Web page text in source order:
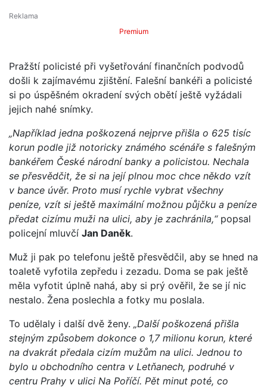
Premium
Pražští policisté při vyšetřování finančních podvodů
došli k zajímavému zjištění. Falešní bankéři a policisté
si po úspěšném okradení svých obětí ještě vyžádali
jejich nahé snímky.
„Například jedna poškozená nejprve přišla o 625 tisíc
korun podle již notoricky známého scénáře s falešným
bankéřem České národní banky a policistou. Nechala
se přesvědčit, že si na její plnou moc chce někdo vzít
v bance úvěr. Proto musí rychle vybrat všechny
peníze, vzít si ještě maximální možnou půjčku a peníze
předat cizímu muži na ulici, aby je zachránila,“ popsal
policejní mluvčí Jan Daněk.
Muž ji pak po telefonu ještě přesvědčil, aby se hned na
toaletě vyfotila zepředu i zezadu. Doma se pak ještě
měla vyfotit úplně nahá, aby si prý ověřil, že se jí nic
nestalo. Žena poslechla a fotky mu poslala.
To udělaly i další dvě ženy. „Další poškozená přišla
stejným způsobem dokonce o 1,7 milionu korun, které
na dvakrát předala cizím mužům na ulici. Jednou to
bylo u obchodního centra v Letňanech, podruhé v
centru Prahy v ulici Na Poříčí. Pět minut poté, co